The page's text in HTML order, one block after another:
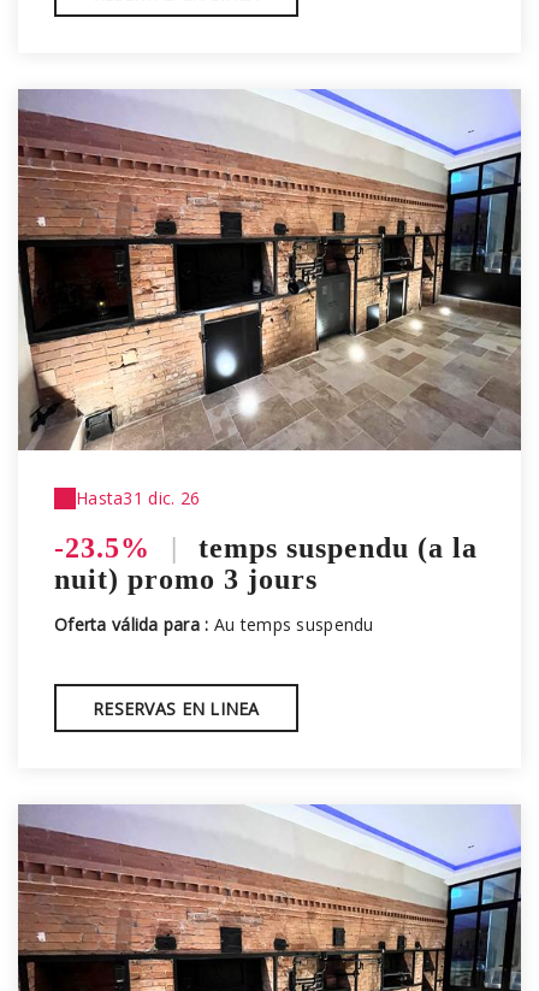
Hasta31 dic. 26
-23.5% |
temps suspendu (a la
nuit) promo 3 jours
Oferta válida para : Au temps suspendu
RESERVAS EN LINEA